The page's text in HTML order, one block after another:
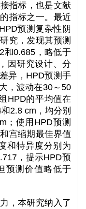
指标，也是文献
指标之一。最近
预测复杂性阴
究，发现其预测
和0.685，略低于
因研究设计、分
异，HPD预测手
，波动在30～50
HPD的平均值在
2.8 cm，均分别
；使用HPD预测
宫缩期最佳界值
和特异度分别为
，提示HPD预
预测价值略低于
，本研究纳入了